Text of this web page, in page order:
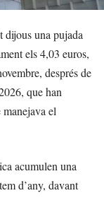
dijous una pujada
els 4,03 euros,
després de
que han
el
acumulen una
d’any, davant